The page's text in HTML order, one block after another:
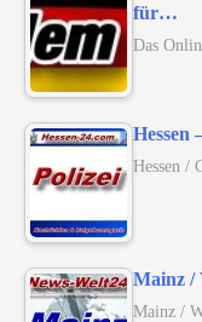
für…
Das
Hessen /
Mainz /
Mainz /